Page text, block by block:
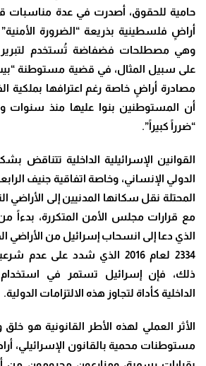
حامية للحقوق، أصدرت في عدة مناسبات
أراضٍ فلسطينية بذريعة “الضرورة الأمنية”
وهي مصطلحات فضفاضة تُستخدم لتبرير
على سبيل المثال، في قضية مستوطنة
مصادرة أراضٍ خاصة رغم اعترافها بملكية
أن المستوطنين بنوا عليها منذ
“ضرراً كبيراً”.
القوانين الإسرائيلية الداخلية تتناقض
الدولي الإنساني، وخاصة اتفاقية جنيف
المحتلة نقل سكانها المدنيين إلى الأراضي
الذي دعا إلى انسحاب إسرائيل من الأراضي
2334 لعام 2016 الذي شدد على
ذلك، فإن إسرائيل تستمر في استخدام
الداخلية كأداة لتجاوز هذه الالتزامات الدولية.
الأثر العملي لهذه الأطر القانونية هو
مستوطنات محمية بالقانون الإسرائيلي،